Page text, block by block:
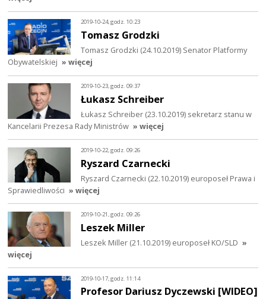
2019-10-24, godz. 10:23
Tomasz Grodzki
Tomasz Grodzki (24.10.2019) Senator Platformy
Obywatelskiej » więcej
2019-10-23, godz. 09:37
Łukasz Schreiber
Łukasz Schreiber (23.10.2019) sekretarz stanu w
Kancelarii Prezesa Rady Ministrów » więcej
2019-10-22, godz. 09:26
Ryszard Czarnecki
Ryszard Czarnecki (22.10.2019) europoseł Prawa i
Sprawiedliwości » więcej
2019-10-21, godz. 09:26
Leszek Miller
Leszek Miller (21.10.2019) europoseł KO/SLD »
więcej
2019-10-17, godz. 11:14
Profesor Dariusz Dyczewski [WIDEO]